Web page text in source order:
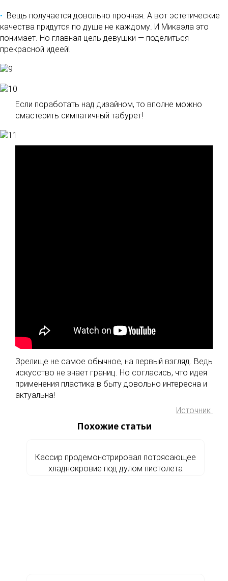
Вещь получается довольно прочная. А вот эстетические
качества придутся по душе не каждому. И Микаэла это
понимает. Но главная цель девушки — поделиться
прекрасной идеей!
Если поработать над дизайном, то вполне можно
смастерить симпатичный табурет!
Зрелище не самое обычное, на первый взгляд. Ведь
искусство не знает границ. Но согласись, что идея
применения пластика в быту довольно интересна и
актуальна!
Источник
Похожие статьи
Кассир продемонстрировал потрясающее
хладнокровие под дулом пистолета